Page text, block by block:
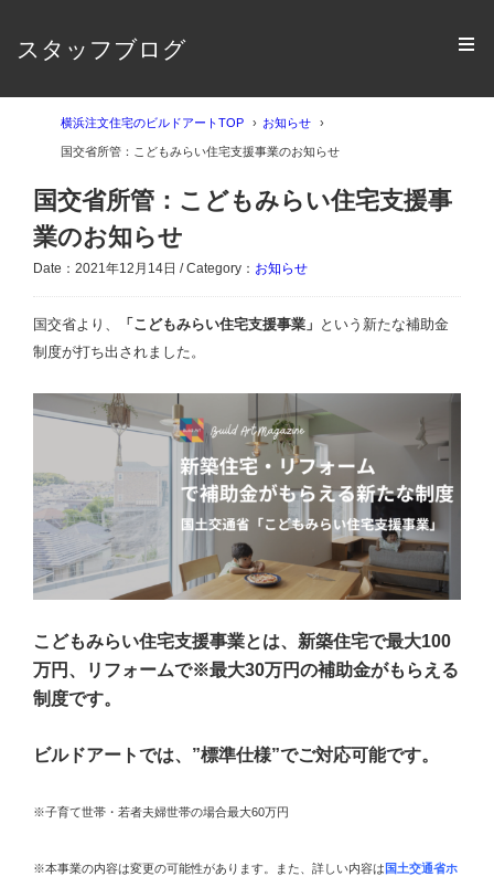
スタッフブログ
横浜注文住宅のビルドアートTOP お知らせ
国交省所管：こどもみらい住宅支援事業のお知らせ
国交省所管：こどもみらい住宅支援事
業のお知らせ
Date：2021年12月14日 / Category： お知らせ
国交省より、 「こどもみらい住宅支援事業」 という新たな補助金
制度が打ち出されました。
こどもみらい住宅支援事業とは、新築住宅で最大100
万円、リフォームで※最大30万円の補助金がもらえる
制度です。
ビルドアートでは、”標準仕様”でご対応可能です。
※子育て世帯・若者夫婦世帯の場合最大60万円
※本事業の内容は変更の可能性があります。また、詳しい内容は 国土交通省ホ